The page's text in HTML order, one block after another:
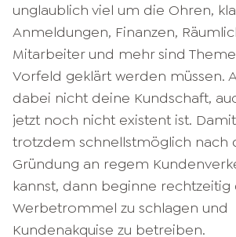
unglaublich viel um die Ohren,
Anmeldungen, Finanzen,
Mitarbeiter und mehr sind
Vorfeld geklärt werden müssen.
dabei nicht deine Kundschaft,
jetzt noch nicht existent ist.
trotzdem schnellstmöglich nach
Gründung an regem
kannst, dann beginne
Werbetrommel zu schlagen und
Kundenakquise zu betreiben.